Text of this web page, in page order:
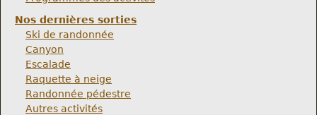
Nos dernières sorties
Ski de randonnée
Canyon
Escalade
Raquette à neige
Randonnée pédestre
Autres activités